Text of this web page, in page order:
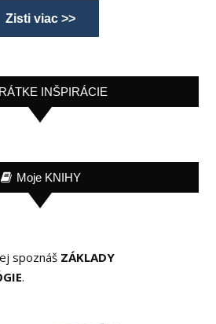
Zisti viac >>
INŠPIRÁCIE
Moje KNIHY
spoznáš ZÁKLADY
.